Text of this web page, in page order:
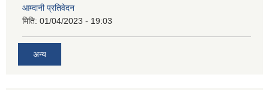
आम्दानी प्रतिवेदन
मिति: 01/04/2023 - 19:03
अन्य